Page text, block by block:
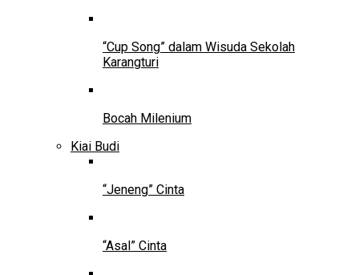
“Cup Song” dalam Wisuda Sekolah
Karangturi
Bocah Milenium
Kiai Budi
“Jeneng” Cinta
“Asal” Cinta